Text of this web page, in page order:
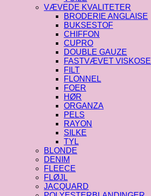
VÆVEDE KVALITETER
BRODERIE ANGLAISE
BUKSESTOF
CHIFFON
CUPRO
DOUBLE GAUZE
FASTVÆVET VISKOSE
FILT
FLONNEL
FOER
HØR
ORGANZA
PELS
RAYON
SILKE
TYL
BLONDE
DENIM
FLEECE
FLØJL
JACQUARD